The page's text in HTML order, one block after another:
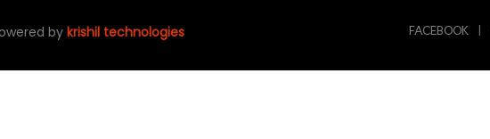
by krishil technologies FACEBOOK